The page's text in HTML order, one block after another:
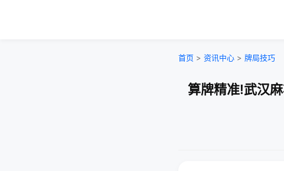
首页 > 资讯中心 > 牌局技巧
算牌精准!武汉